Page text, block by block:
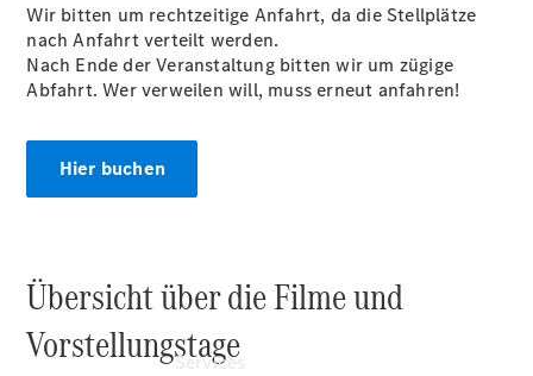
elektrisch
Finanzdienste
Mercedes-
Benz
Services
Wir bitten um rechtzeitige Anfahrt, da die Stellplätze
nach Anfahrt verteilt werden.
Nach Ende der Veranstaltung bitten wir um zügige
Abfahrt. Wer verweilen will, muss erneut anfahren!
Hier buchen
Übersicht über die Filme und
Vorstellungstage